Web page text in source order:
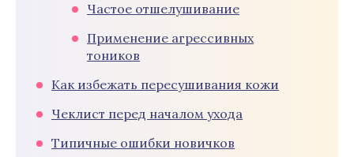
Частое отшелушивание
Применение агрессивных
тоников
Как избежать пересушивания кожи
Чеклист перед началом ухода
Типичные ошибки новичков